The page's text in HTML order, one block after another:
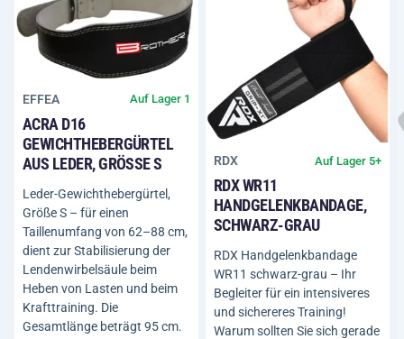
EFFEA Auf Lager 1
ACRA D16
GEWICHTHEBERGÜRTEL
AUS LEDER, GRÖSSE S
Leder-Gewichthebergürtel,
Größe S – für einen
Taillenumfang von 62–88 cm,
dient zur Stabilisierung der
Lendenwirbelsäule beim
Heben von Lasten und beim
Krafttraining. Die
Gesamtlänge beträgt 95 cm.
RDX Auf Lager 5+
RDX WR11
HANDGELENKBANDAGE,
SCHWARZ-GRAU
RDX Handgelenkbandage
WR11 schwarz-grau – Ihr
Begleiter für ein intensiveres
und sichereres Training!
Warum sollten Sie sich gerade